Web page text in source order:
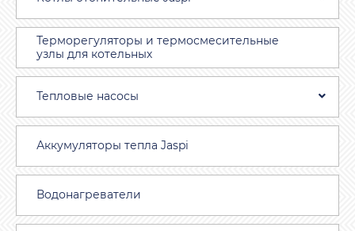
Терморегуляторы и термосмесительные
узлы для котельных
Тепловые насосы
Аккумуляторы тепла Jaspi
Водонагреватели